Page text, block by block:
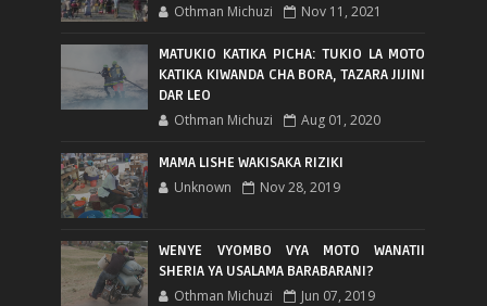
Othman Michuzi Nov 11, 2021
MATUKIO KATIKA PICHA: TUKIO LA MOTO
KATIKA KIWANDA CHA BORA, TAZARA JIJINI
DAR LEO
Othman Michuzi Aug 01, 2020
MAMA LISHE WAKISAKA RIZIKI
Unknown Nov 28, 2019
WENYE VYOMBO VYA MOTO WANATII
SHERIA YA USALAMA BARABARANI?
Othman Michuzi Jun 07, 2019